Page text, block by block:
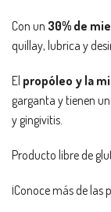
Con un 30% de
quillay, lubrica y
El propóleo y la
garganta y tienen
y gingivitis.
Producto libre de
¡Conoce más de las